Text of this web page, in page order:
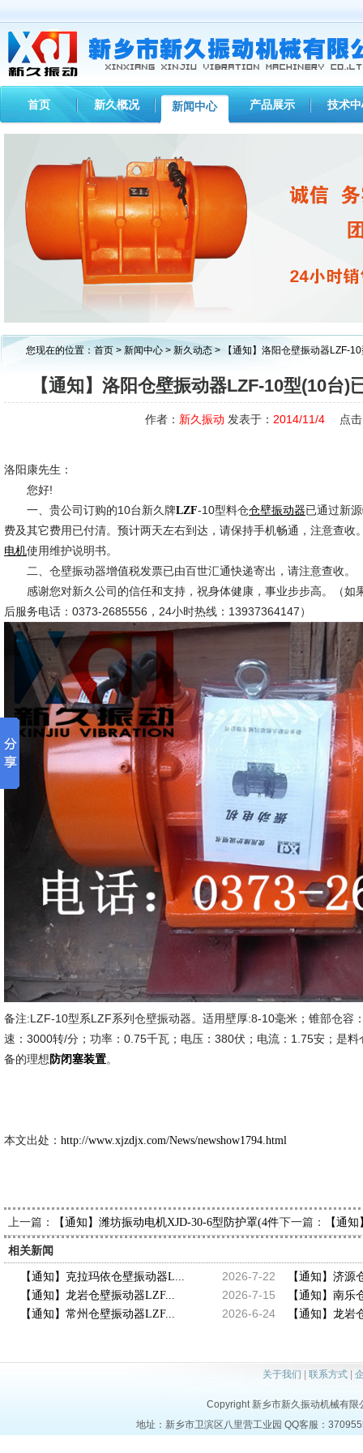
首页 新久概况 新闻中心 产品展示 技术
您现在的位置： 首页 > 新闻中心 > 新久动态 > 【通知】洛阳仓壁振动器LZF-
【通知】洛阳仓壁振动器LZF-10型(10台)
作者： 新久振动 发表于： 2014/11/4 点击
洛阳康先生：
您好!
一、贵公司订购的10台新久牌LZF-10型料仓仓壁振动器已通过新
费及其它费用已付清。预计两天左右到达，请保持手机畅通，注意查收
电机使用维护说明书。
二、仓壁振动器增值税发票已由百世汇通快递寄出，请注意查收。
感谢您对新久公司的信任和支持，祝身体健康，事业步步高。（如
后服务电话：0373-2685556，24小时热线：13937364147）
备注:LZF-10型系LZF系列仓壁振动器。适用壁厚:8-10毫米；锥部仓容
速：3000转/分；功率：0.75千瓦；电压：380伏；电流：1.75安；是
备的理想 防闭塞装置。
本文出处： http://www.xjzdjx.com/News/newshow1794.html
上一篇： 【通知】潍坊振动电机XJD-30-6型防护罩(4件)已发出，请李
下一篇： 【通
相关新闻
2026-7-22
【通知】克拉玛依仓壁振动器L... 【通知】济源
2026-7-15
【通知】龙岩仓壁振动器LZF... 【通知】南乐
2026-6-24
【通知】常州仓壁振动器LZF... 【通知】龙岩
关于我们 联系方式|
Copyright 新乡市新久振动机械有
地址：新乡市卫滨区八里营工业园 QQ客服：